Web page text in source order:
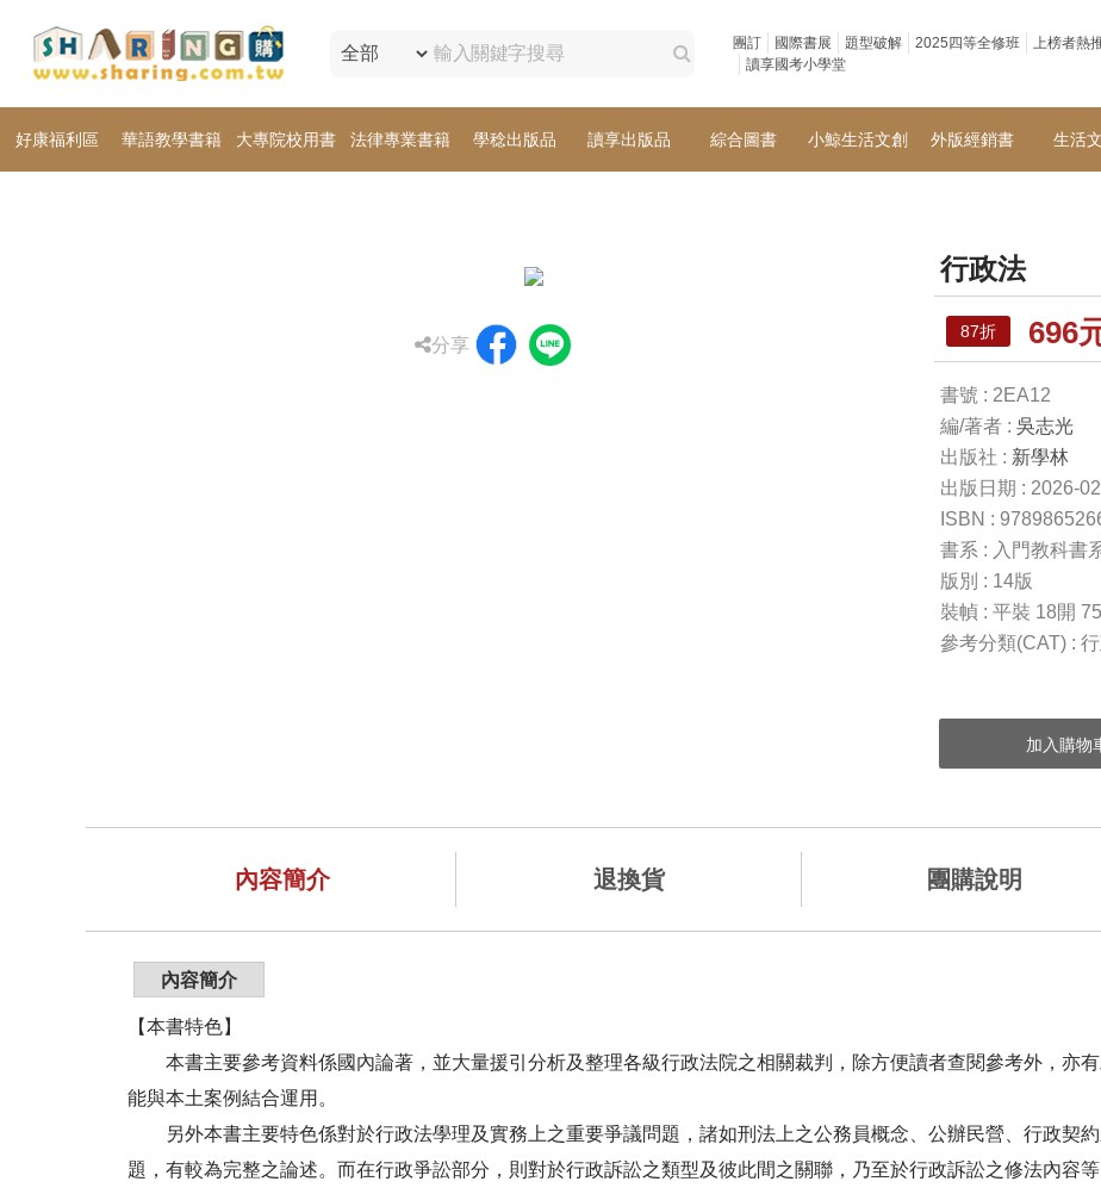
團訂 國際書展 題型破解 2025四等全修班
上榜者熱
讀享國考小學堂
好康福利區 華語教學書籍 大專院校用書 法律專業書籍 學稔出版品 讀享出版品 綜合圖書 小鯨生活文創 外版經銷書 生活
分享
行政法
87折 696
書號 : 2EA12
編/著者 : 吳志光
出版社 : 新學林
出版日期 : 2026-
ISBN :
書系 : 入門教科書
版別 : 14版
裝幀 : 平裝 18開
參考分類(CAT) :
內容簡介 退換貨 團購說明
內容簡介
【本書特色】
本書主要參考資料係國內論著，並大量援引分析及整理各級行政法院之相關裁判，除方便讀者查閱參考外，亦有
能與本土案例結合運用。
另外本書主要特色係對於行政法學理及實務上之重要爭議問題，諸如刑法上之公務員概念、公辦民營、行政契
題，有較為完整之論述。而在行政爭訟部分，則對於行政訴訟之類型及彼此間之關聯，乃至於行政訴訟之修法內容等